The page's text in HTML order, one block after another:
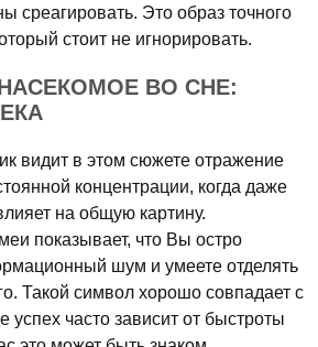
среагировать. Это образ точного
стоит не игнорировать.
ВО СНЕ:
видит в этом сюжете отражение
концентрации, когда даже
на общую картину.
показывает, что Вы остро
шум и умеете отделять
Такой символ хорошо совпадает с
успех часто зависит от быстроты